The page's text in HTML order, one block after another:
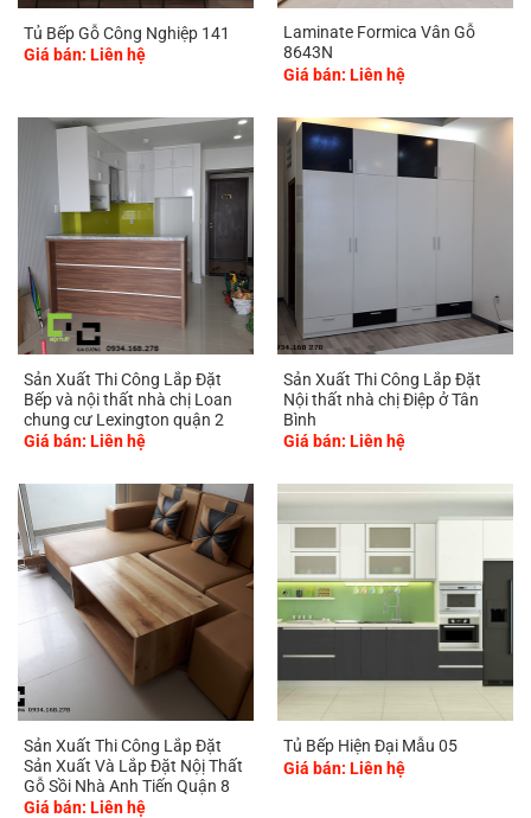
Tủ Bếp Gỗ Công Nghiệp 141
Giá bán: Liên hệ
Laminate Formica Vân Gỗ
8643N
Giá bán: Liên hệ
Sản Xuất Thi Công Lắp Đặt
Bếp và nội thất nhà chị Loan
chung cư Lexington quận 2
Giá bán: Liên hệ
Sản Xuất Thi Công Lắp Đặt
Nội thất nhà chị Điệp ở Tân
Bình
Giá bán: Liên hệ
Sản Xuất Thi Công Lắp Đặt
Sản Xuất Và Lắp Đặt Nộị Thất
Gỗ Sồi Nhà Anh Tiến Quận 8
Giá bán: Liên hệ
Tủ Bếp Hiện Đại Mẫu 05
Giá bán: Liên hệ